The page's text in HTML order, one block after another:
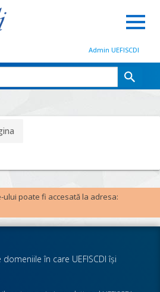
Admin UEFISCDI
poate fi accesată la adresa:
în care UEFISCDI îşi